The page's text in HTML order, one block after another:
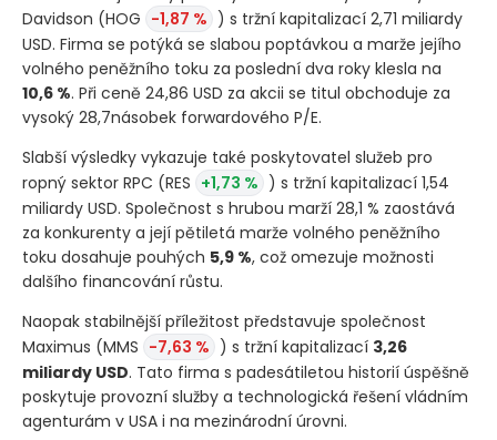
Davidson (HOG -1,87 % ) s tržní kapitalizací 2,71 miliardy
USD. Firma se potýká se slabou poptávkou a marže jejího
volného peněžního toku za poslední dva roky klesla na
10,6 %. Při ceně 24,86 USD za akcii se titul obchoduje za
vysoký 28,7násobek forwardového P/E.
Slabší výsledky vykazuje také poskytovatel služeb pro
ropný sektor RPC (RES +1,73 % ) s tržní kapitalizací 1,54
miliardy USD. Společnost s hrubou marží 28,1 % zaostává
za konkurenty a její pětiletá marže volného peněžního
toku dosahuje pouhých 5,9 %, což omezuje možnosti
dalšího financování růstu.
Naopak stabilnější příležitost představuje společnost
Maximus (MMS -7,63 % ) s tržní kapitalizací 3,26
miliardy USD. Tato firma s padesátiletou historií úspěšně
poskytuje provozní služby a technologická řešení vládním
agenturám v USA i na mezinárodní úrovni.